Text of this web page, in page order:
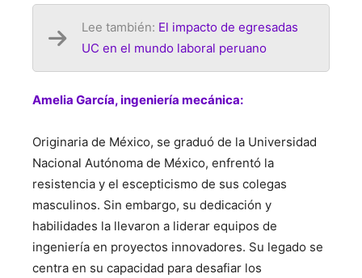
Lee también: El impacto de egresadas
UC en el mundo laboral peruano
Amelia García, ingeniería mecánica:
Originaria de México, se graduó de la Universidad
Nacional Autónoma de México, enfrentó la
resistencia y el escepticismo de sus colegas
masculinos. Sin embargo, su dedicación y
habilidades la llevaron a liderar equipos de
ingeniería en proyectos innovadores. Su legado se
centra en su capacidad para desafiar los